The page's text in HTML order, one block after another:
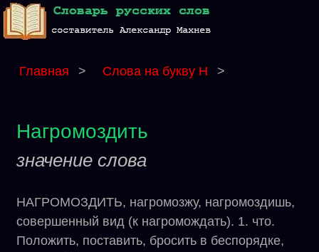
Главная > Слова на букву Н >
Нагромоздить
значение слова
НАГРОМОЗДИТЬ, нагромозжу, нагромоздишь,
совершенный вид (к нагромождать). 1. что.
Положить, поставить, бросить в беспорядке,